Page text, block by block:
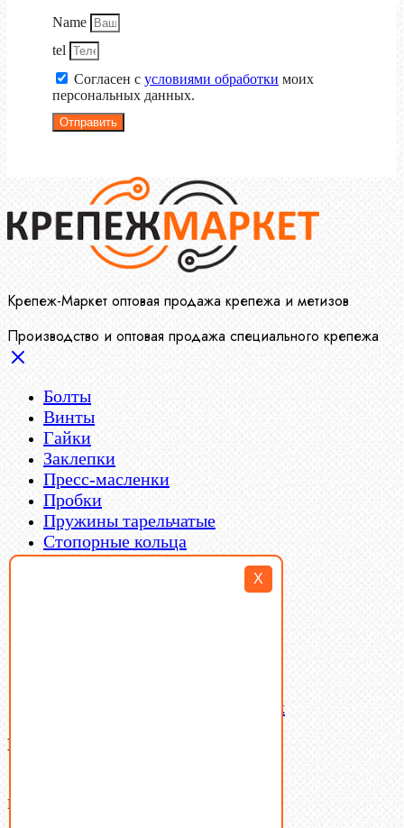
X
Name
tel
Согласен с условиями обработки моих
персональных данных.
Отправить
Крепеж-Маркет оптовая продажа крепежа и метизов
Производство и оптовая продажа специального крепежа
Болты
Винты
Гайки
Заклепки
Пресс-масленки
Пробки
Пружины тарельчатые
Стопорные кольца
Такелаж
Латунный и бронзовый крепеж
Ваша корзина
В корзине нет товаров.